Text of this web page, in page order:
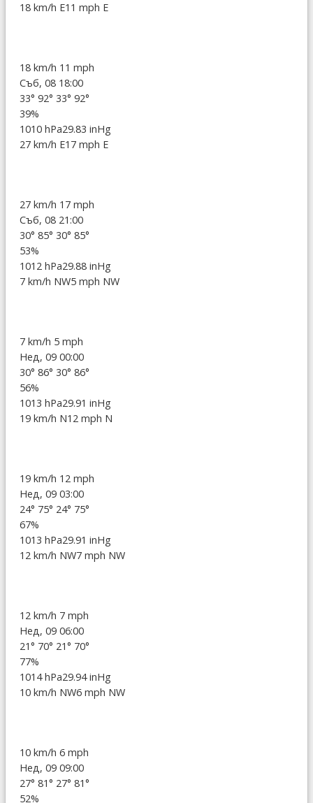
18 km/h E11 mph E
18 km/h 11 mph
Съб, 08 18:00
33° 92° 33° 92°
39%
1010 hPa29.83 inHg
27 km/h E17 mph E
27 km/h 17 mph
Съб, 08 21:00
30° 85° 30° 85°
53%
1012 hPa29.88 inHg
7 km/h NW5 mph NW
7 km/h 5 mph
Нед, 09 00:00
30° 86° 30° 86°
56%
1013 hPa29.91 inHg
19 km/h N12 mph N
19 km/h 12 mph
Нед, 09 03:00
24° 75° 24° 75°
67%
1013 hPa29.91 inHg
12 km/h NW7 mph NW
12 km/h 7 mph
Нед, 09 06:00
21° 70° 21° 70°
77%
1014 hPa29.94 inHg
10 km/h NW6 mph NW
10 km/h 6 mph
Нед, 09 09:00
27° 81° 27° 81°
52%